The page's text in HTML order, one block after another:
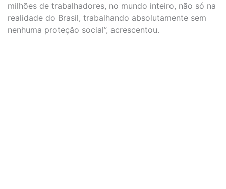
milhões de trabalhadores, no mundo inteiro, não só na
realidade do Brasil, trabalhando absolutamente sem
nenhuma proteção social”, acrescentou.